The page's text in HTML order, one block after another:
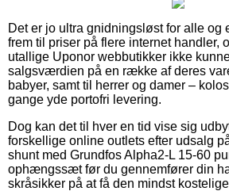
Det er jo ultra gnidningsløst for alle og
frem til priser på flere internet handler,
utallige Uponor webbutikker ikke
salgsværdien på en række af deres
babyer, samt til herrer og damer –
gange yde portofri levering.
Dog kan det til hver en tid vise sig
forskellige online outlets efter udsalg
shunt med Grundfos Alpha2-L 15-60
ophængssæt før du gennemfører din
skråsikker på at få den mindst